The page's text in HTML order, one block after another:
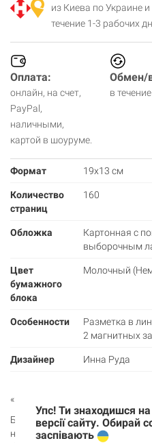
из Киева по Украине
течение 1-3 рабочих
Оплата:
онлайн, на счет,
PayPal,
наличными,
картой в шоуруме.
Обмен/
в
Формат 19х13 см
Количество
страниц
160
Обложка
Картонная с
выборочным
Цвет
бумажного
блока
Молочный
Особенности
Разметка в
2 магнитных
Дизайнер Инна Руда
«НЕОФОЛК» — колекція-
Блокнот «Традиція» має
найдрібніших деталей, які
Упс! Ти знаходишся на
версії сайту. Обирай
заспівають